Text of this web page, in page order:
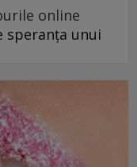
online
speranța unui